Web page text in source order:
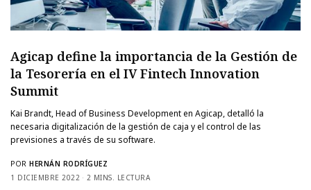
Agicap define la importancia de la Gestión de
la Tesorería en el IV Fintech Innovation
Summit
Kai Brandt, Head of Business Development en Agicap, detalló la
necesaria digitalización de la gestión de caja y el control de las
previsiones a través de su software.
POR HERNÁN RODRÍGUEZ
1 DICIEMBRE 2022
2 MINS. LECTURA